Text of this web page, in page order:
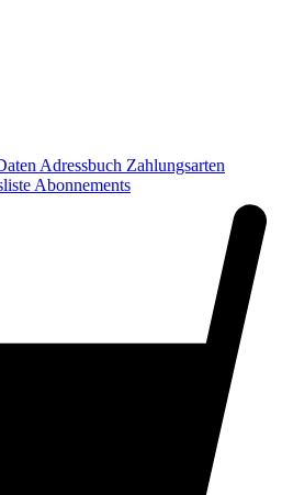
Adressbuch Zahlungsarten
Abonnements